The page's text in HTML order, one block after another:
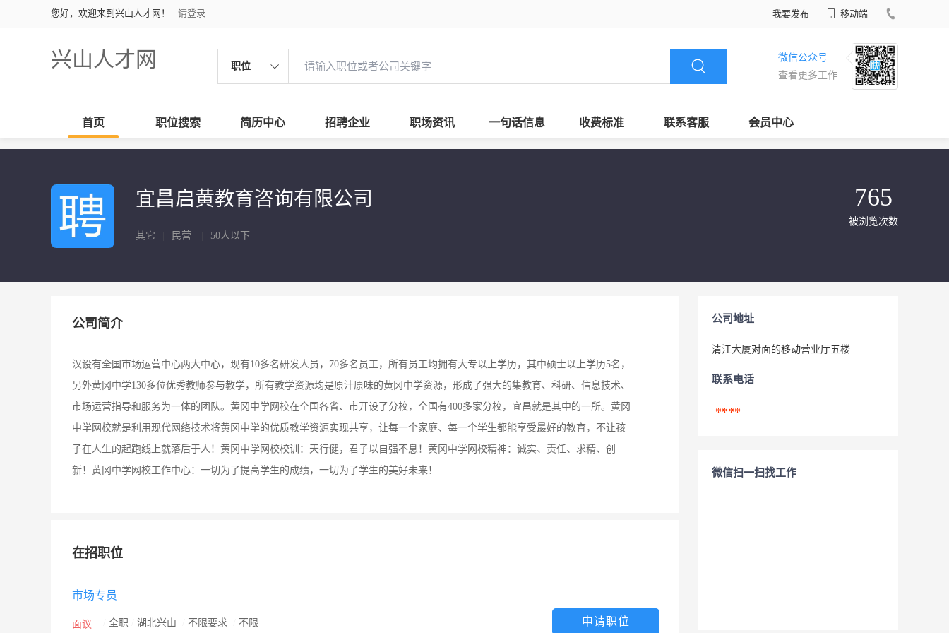
您好，欢迎来到兴山人才网！ 请登录 我要发布 移动端
兴山人才网 职位
微信公众号
查看更多工作
首页 职位搜索 简历中心 招聘企业 职场资讯 一句话信息 收费标准 联系客服 会员中心
宜昌启黄教育咨询有限公司
其它 民营 50人以下
765
被浏览次数
公司简介
汉设有全国市场运营中心两大中心，现有10多名研发人员，70多名员工，所有员工均拥有大专以上学历，其中硕士以上学历5名，
另外黄冈中学130多位优秀教师参与教学，所有教学资源均是原汁原味的黄冈中学资源，形成了强大的集教育、科研、信息技术、
市场运营指导和服务为一体的团队。黄冈中学网校在全国各省、市开设了分校，全国有400多家分校，宜昌就是其中的一所。黄冈
中学网校就是利用现代网络技术将黄冈中学的优质教学资源实现共享，让每一个家庭、每一个学生都能享受最好的教育，不让孩
子在人生的起跑线上就落后于人！黄冈中学网校校训：天行健，君子以自强不息！黄冈中学网校精神：诚实、责任、求精、创
新！黄冈中学网校工作中心：一切为了提高学生的成绩，一切为了学生的美好未来！
在招职位
市场专员
面议 全职 湖北兴山 不限要求 不限 申请职位
公司地址
清江大厦对面的移动营业厅五楼
联系电话
****
微信扫一扫找工作